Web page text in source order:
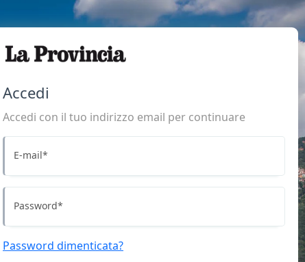
Accedi
Accedi con il tuo indirizzo email per continuare
E-mail*
Password*
Password dimenticata?